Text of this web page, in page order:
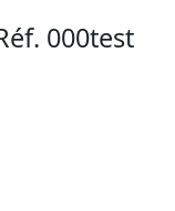
000test